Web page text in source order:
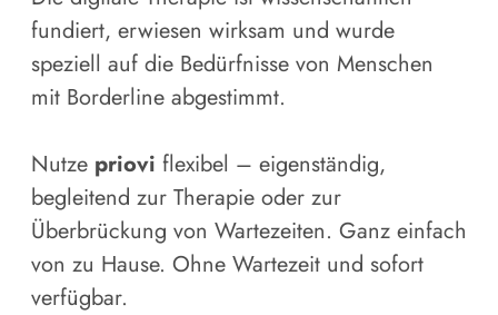
fundiert, erwiesen wirksam und wurde
speziell auf die Bedürfnisse von Menschen
mit Borderline abgestimmt.
Nutze priovi flexibel – eigenständig,
begleitend zur Therapie oder zur
Überbrückung von Wartezeiten. Ganz einfach
von zu Hause. Ohne Wartezeit und sofort
verfügbar.